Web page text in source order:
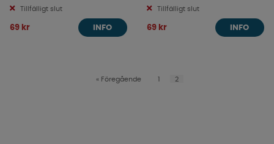
Tillfälligt slut
69 kr INFO
Tillfälligt slut
69 kr INFO
« Föregående 1 2